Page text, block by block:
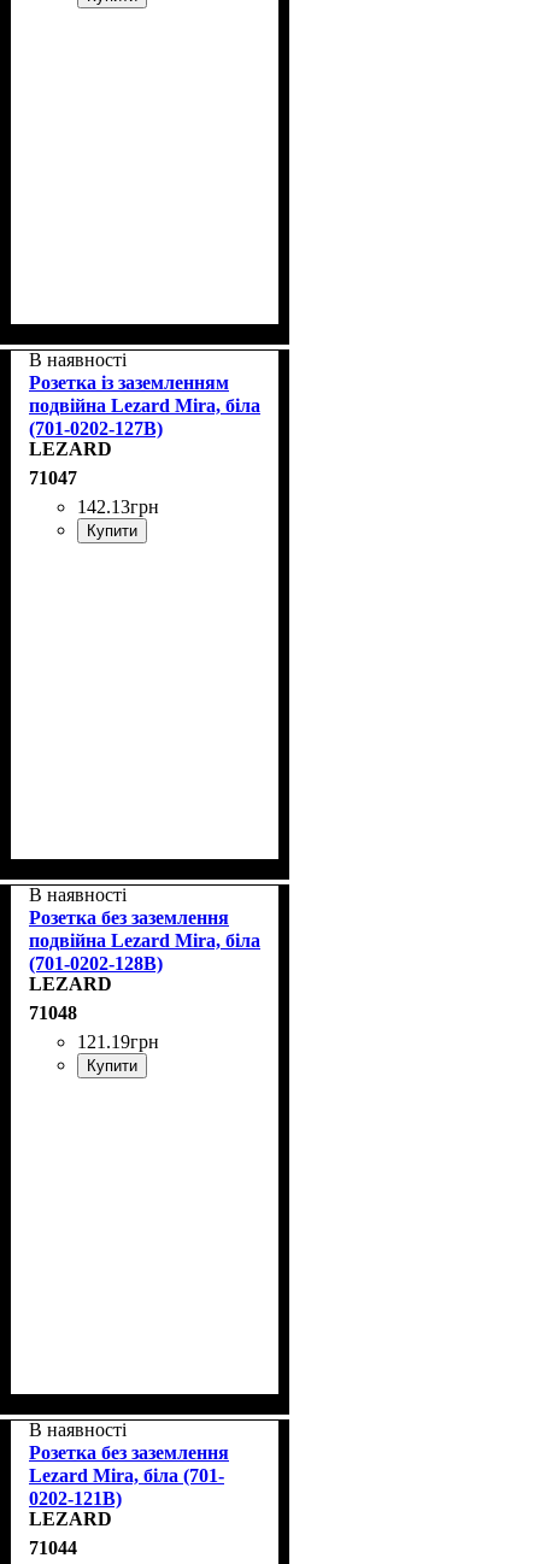
В наявності
Розетка із заземленням
подвійна Lezard Mira, біла
(701-0202-127В)
LEZARD
71047
142.13грн
Купити
В наявності
Розетка без заземлення
подвійна Lezard Mira, біла
(701-0202-128В)
LEZARD
71048
121 .19грн
Купити
В наявності
Розетка без заземлення
Lezard Mira, біла (701-
0202-121B)
LEZARD
71044